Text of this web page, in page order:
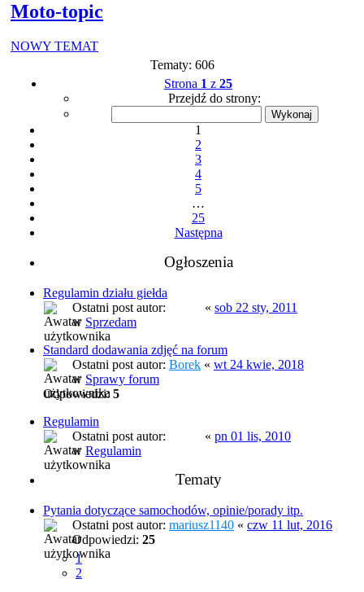
Moto-topic
NOWY TEMAT
Tematy: 606
Strona 1 z 25
Przejdź do strony:
1
2
3
4
5
…
25
Następna
Ogłoszenia
Regulamin działu giełda
Ostatni post autor:
« sob 22 sty, 2011
w Sprzedam
Standard dodawania zdjęć na forum
Ostatni post autor: Borek « wt 24 kwie, 2018
w Sprawy forum
Odpowiedzi:5
Regulamin
Ostatni post autor:
« pn 01 lis, 2010
w Regulamin
Tematy
Pytania dotyczące samochodów, opinie/porady itp.
Ostatni post autor: mariusz1140 « czw 11 lut, 2016
Odpowiedzi: 25
1
2